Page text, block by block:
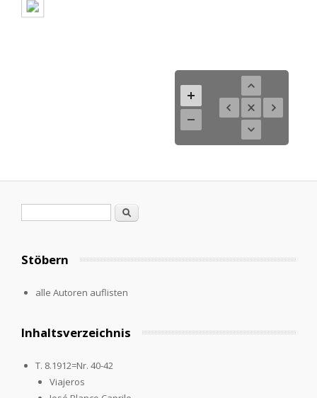
Search
Stöbern
alle Autoren auflisten
Inhaltsverzeichnis
T. 8.1912=Nr. 40-42
Viajeros